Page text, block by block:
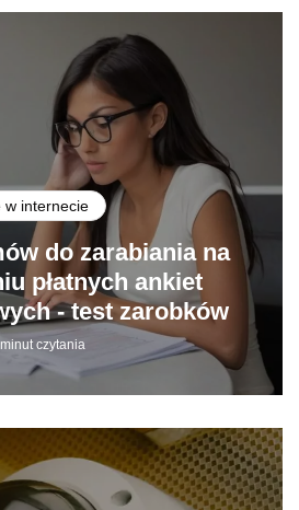
w internecie
do zarabiania na
płatnych ankiet
- test zarobków
czytania